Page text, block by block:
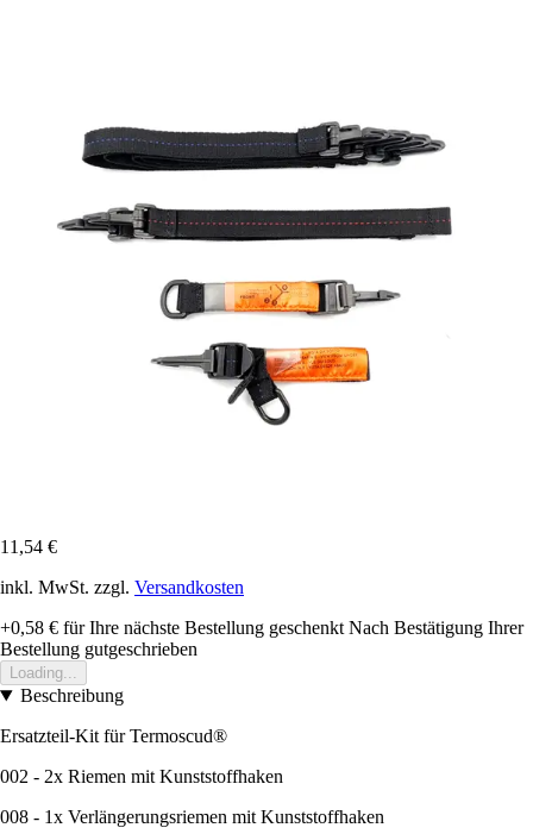
11,54 €
inkl. MwSt. zzgl. Versandkosten
+0,58 € für Ihre nächste Bestellung geschenkt Nach Bestätigung Ihrer
Bestellung gutgeschrieben
Loading...
Beschreibung
Ersatzteil-Kit für Termoscud®
002 - 2x Riemen mit Kunststoffhaken
008 - 1x Verlängerungsriemen mit Kunststoffhaken